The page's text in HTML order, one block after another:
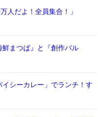
人だよ！全員集合！」
まつば』と『創作バル
シーカレー」でランチ！す